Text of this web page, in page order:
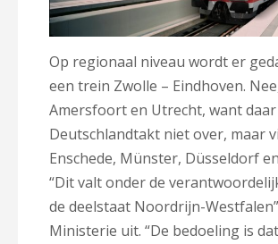
Op regionaal niveau wordt er
een trein Zwolle – Eindhoven.
Amersfoort en Utrecht, want
Deutschlandtakt niet over, maar
Enschede, Münster, Düsseldorf
“Dit valt onder de
de deelstaat Noordrijn-
Ministerie uit. “De bedoeling is